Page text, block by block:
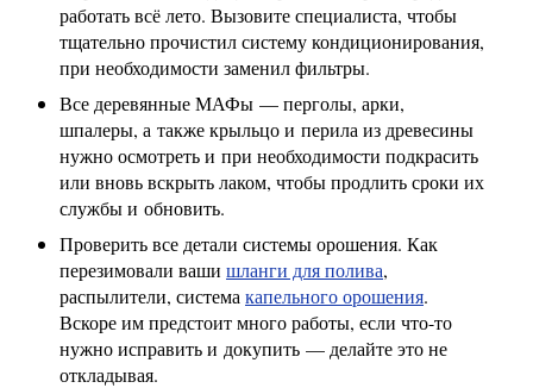
работать всё лето. Вызовите специалиста, чтобы
тщательно прочистил систему кондиционирования,
при необходимости заменил фильтры.
Все деревянные МАФы — перголы, арки,
шпалеры, а также крыльцо и перила из древесины
нужно осмотреть и при необходимости подкрасить
или вновь вскрыть лаком, чтобы продлить сроки их
службы и обновить.
Проверить все детали системы орошения. Как
перезимовали ваши шланги для полива,
распылители, система капельного орошения.
Вскоре им предстоит много работы, если что-то
нужно исправить и докупить — делайте это не
откладывая.